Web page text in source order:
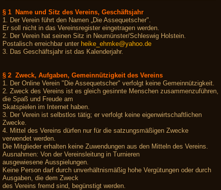
§ 1 Name und Sitz des Vereins, Geschäftsjahr
1. Der Verein führt den Namen „Die Assequetscher".
Er soll nicht in das Vereinsregister eingetragen werden.
2. Der Verein hat seinen Sitz in Neumünster/Schleswig Holstein.
Postalisch erreichbar unter heike_ehmke@yahoo.de
3. Das Geschäftsjahr ist das Kalenderjahr.
§ 2 Zweck, Aufgaben, Gemeinnützigkeit des Vereins
1. Der Online Verein "Die Assequetscher" verfolgt keine Gemeinnützigkeit.
2. Zweck des Vereins ist es gleich gesinnte Menschen zusammenzuführen,
die Spaß und Freude am
Skatspielen im Internet haben.
3. Der Verein ist selbstlos tätig; er verfolgt keine eigenwirtschaftlichen
Zwecke.
4. Mittel des Vereins dürfen nur für die satzungsmäßigen Zwecke
verwendet werden.
Die Mitglieder erhalten keine Zuwendungen aus den Mitteln des Vereins.
Ausnahmen: Von der Vereinsleitung in Turnieren
ausgewiesene Ausspielungen.
Keine Person darf durch unverhältnismäßig hohe Vergütungen oder durch
Ausgaben, die dem Zweck
des Vereins fremd sind, begünstigt werden.